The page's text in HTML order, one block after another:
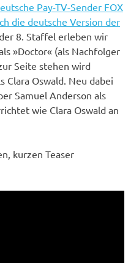
Pay-TV-Sender FOX
die deutsche Version der
8. Staffel erleben wir
»Doctor« (als Nachfolger
Seite stehen wird
Clara Oswald. Neu dabei
Samuel Anderson als
wie Clara Oswald an
kurzen Teaser